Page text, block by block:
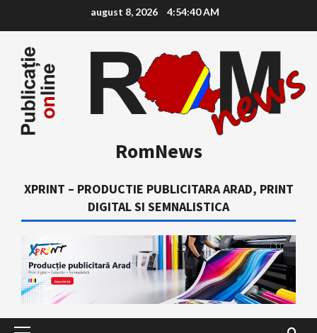
content
august 8, 2026 4:54:41 AM
RomNews
XPRINT – PRODUCTIE PUBLICITARA ARAD, PRINT
DIGITAL SI SEMNALISTICA